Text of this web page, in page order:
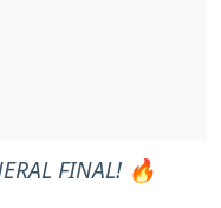
FINAL! 🔥